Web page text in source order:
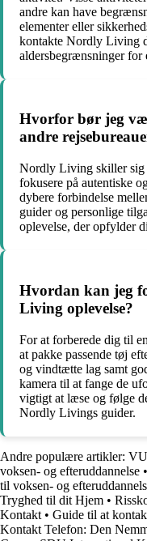
andre kan have
elementer eller
kontakte Nordly Living
aldersbegrænsninger for
Hvorfor bør jeg
andre
Nordly Living skiller sig
fokusere på autentiske
dybere forbindelse
guider og personlige
oplevelse, der opfylder
Hvordan kan jeg
Living oplevelse?
For at forberede dig til
at pakke passende tøj
og vindtætte lag samt
kamera til at fange de
vigtigt at læse og følge
Nordly Livings guider.
Andre populære artikler:
voksen- og efteruddannelse •
til voksen- og
Tryghed til dit Hjem •
Kontakt • Guide til at
Kontakt Telefon: Den